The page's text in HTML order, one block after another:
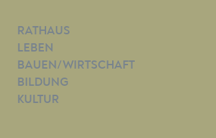
RATHAUS
LEBEN
BAUEN/WIRTSCHAFT
BILDUNG
KULTUR